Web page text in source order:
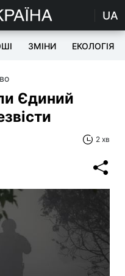
UA
ЗМІНИ ЕКОЛОГІЯ
Єдиний
2 хв